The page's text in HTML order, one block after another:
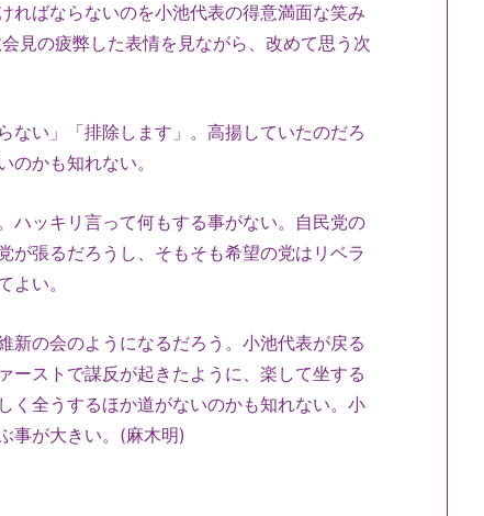
ればならないのを小池代表の得意満面な笑み
見の疲弊した表情を見ながら、改めて思う次
ない」「排除します」。高揚していたのだろ
のかも知れない。
ハッキリ言って何もする事がない。自民党の
が張るだろうし、そもそも希望の党はリベラ
てよい。
新の会のようになるだろう。小池代表が戻る
ーストで謀反が起きたように、楽して坐する
く全うするほか道がないのかも知れない。小
事が大きい。(麻木明)